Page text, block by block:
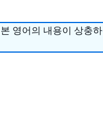
영어의 내용이 상충